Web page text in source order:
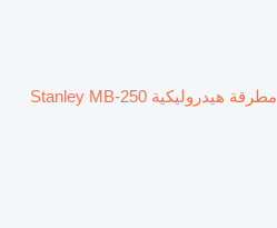
مطرقة هيدروليكية Stanley MB-250